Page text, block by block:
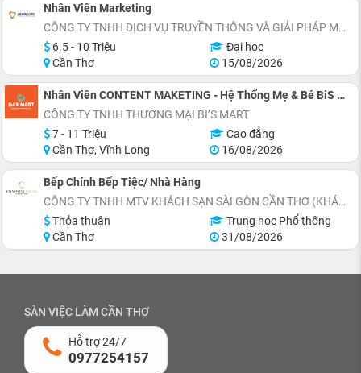
Nhân Viên Marketing
CÔNG TY TNHH DỊCH VỤ TRUYỀN THÔNG VÀ GIẢI PHÁP MARKETING MEKONG PRO
6.5 - 10 Triệu
Đại học
Cần Thơ
15/08/2026
Nhân Viên CONTENT MAKETING - Hệ Thống Mẹ & Bé BiS MART (Full-time)
CÔNG TY TNHH THƯƠNG MẠI BI’S MART
7 - 11 Triệu
Cao đẳng
Cần Thơ, Vĩnh Long
16/08/2026
Bếp Chính Bếp Tiệc/ Nhà Hàng
CÔNG TY TNHH MTV KHÁCH SẠN SÀI GÒN CẦN THƠ (KHÁCH SẠN CHARMANT SUITES)
Thỏa thuận
Trung học Phổ thông
Cần Thơ
31/08/2026
SÀN VIỆC LÀM CẦN THƠ
Hỗ trợ 24/7
0977254157